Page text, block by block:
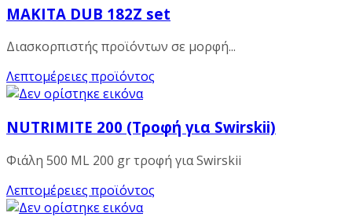
MAKITA DUB 182Z set
Διασκορπιστής προϊόντων σε μορφή...
Λεπτομέρειες προϊόντος
NUTRIMITE 200 (Τροφή για Swirskii)
Φιάλη 500 ML 200 gr τροφή για Swirskii
Λεπτομέρειες προϊόντος